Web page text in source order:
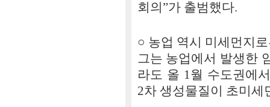
회의”가 출범했다.
○ 농업 역시 미세먼지
그는 농업에서 발생한
라도 올 1월 수도권에
2차 생성물질이 초미세